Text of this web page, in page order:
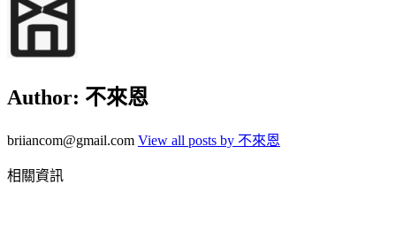
Author: 不來恩
briiancom@gmail.com View all posts by 不來恩
相關資訊